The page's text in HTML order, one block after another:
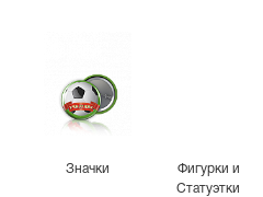
Значки
Фигурки и
Статуэтки